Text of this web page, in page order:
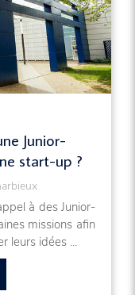
Junior-
start-up ?
à des Junior-
missions afin
leurs idées ...